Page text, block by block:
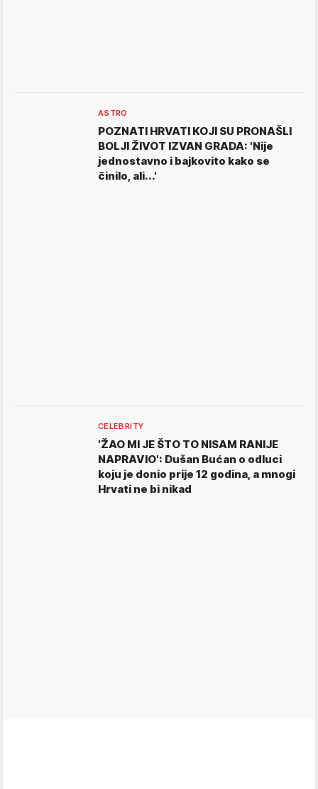
ASTRO
POZNATI HRVATI KOJI SU PRONAŠLI
BOLJI ŽIVOT IZVAN GRADA: 'Nije
jednostavno i bajkovito kako se
činilo, ali...'
CELEBRITY
'ŽAO MI JE ŠTO TO NISAM RANIJE
NAPRAVIO': Dušan Bućan o odluci
koju je donio prije 12 godina, a mnogi
Hrvati ne bi nikad